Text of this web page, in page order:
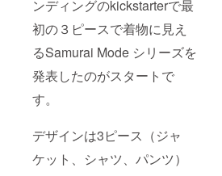
ンディングのkickstarterで最
初の３ピースで着物に見え
るSamurai Mode シリーズを
発表したのがスタートで
す。
デザインは3ピース（ジャ
ケット、シャツ、パンツ）